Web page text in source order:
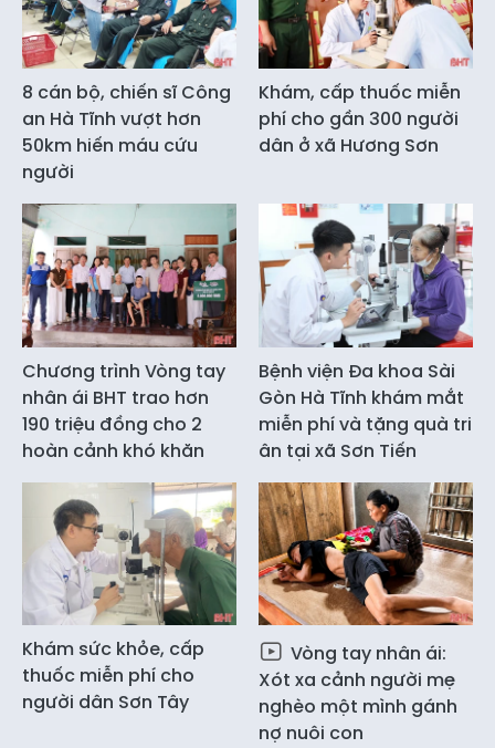
8 cán bộ, chiến sĩ Công
an Hà Tĩnh vượt hơn
50km hiến máu cứu
người
Khám, cấp thuốc miễn
phí cho gần 300 người
dân ở xã Hương Sơn
Chương trình Vòng tay
nhân ái BHT trao hơn
190 triệu đồng cho 2
hoàn cảnh khó khăn
Bệnh viện Đa khoa Sài
Gòn Hà Tĩnh khám mắt
miễn phí và tặng quà tri
ân tại xã Sơn Tiến
Khám sức khỏe, cấp
thuốc miễn phí cho
người dân Sơn Tây
Vòng tay nhân ái:
Xót xa cảnh người mẹ
nghèo một mình gánh
nợ nuôi con